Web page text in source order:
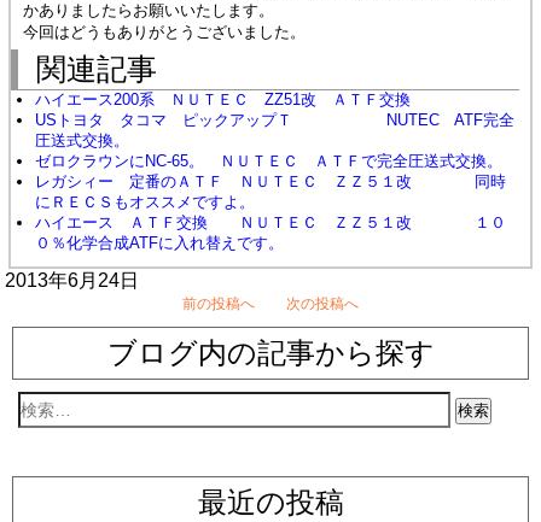
かありましたらお願いいたします。
今回はどうもありがとうございました。
関連記事
ハイエース200系 ＮＵＴＥＣ ZZ51改 ＡＴＦ交換
USトヨタ タコマ ピックアップＴ NUTEC ATF完全
圧送式交換。
ゼロクラウンにNC-65。 ＮＵＴＥＣ ＡＴＦで完全圧送式交換。
レガシィー 定番のＡＴＦ ＮＵＴＥＣ ＺＺ５１改 同時
にＲＥＣＳもオススメですよ。
ハイエース ＡＴＦ交換 ＮＵＴＥＣ ＺＺ５１改 １０
０％化学合成ATFに入れ替えです。
2013年6月24日
前の投稿へ 次の投稿へ
ブログ内の記事から探す
最近の投稿